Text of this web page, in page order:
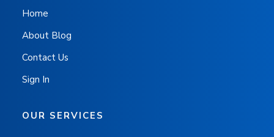
Home
About Blog
Contact Us
Sign In
OUR SERVICES